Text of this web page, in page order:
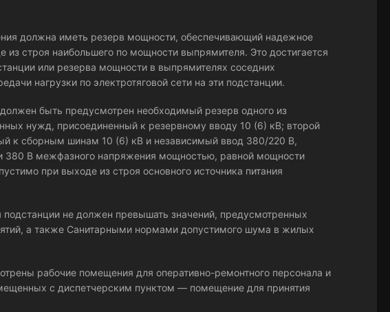
должна иметь резерв мощности, обеспечивающий надежное
строя наибольшего по мощности выпрямителя. Это достигается
или резерва мощности в выпрямителях соседних
нагрузки по электротяговой сети на эти подстанции.
быть предусмотрен необходимый резерв одного из
нужд, присоединенный к резервному вводу 10 (6) кВ; второй
к сборным шинам 10 (6) кВ и независимый ввод 380/220 В,
380 В межфазного напряжения мощностью, равной мощности
при выходе из строя основного источника питания
подстанции не должен превышать значений, предусмотренных
а также Санитарными нормами допустимого шума в жилых
рабочие помещения для оперативно-ремонтного персонала и
с диспетчерским пунктом — помещение для принятия